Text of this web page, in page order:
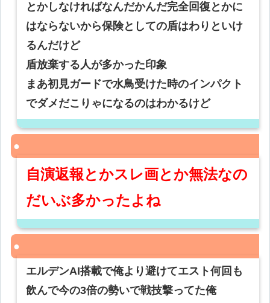
とかしなければなんだかんだ完全回復とかに
はならないから保険としての盾はわりといけ
るんだけど
盾放棄する人が多かった印象
まあ初見ガードで水鳥受けた時のインパクト
でダメだこりゃになるのはわかるけど
自演返報とかスレ画とか無法なの
だいぶ多かったよね
エルデンAI搭載で俺より避けてエスト何回も
飲んで今の3倍の勢いで戦技撃ってた俺